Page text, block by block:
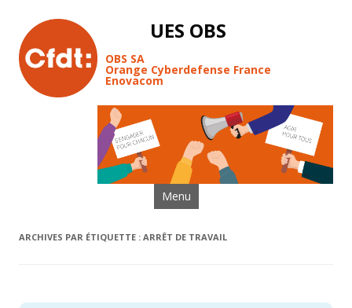
UES OBS
OBS SA
Orange Cyberdefense France
Enovacom
Menu Aller au contenu
ARCHIVES PAR ÉTIQUETTE : ARRÊT DE TRAVAIL